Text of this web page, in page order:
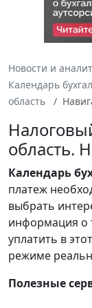
Новости и
Календарь
область
область.
Календарь
платеж
выбрать
информация о
уплатить в
режиме
Полезные